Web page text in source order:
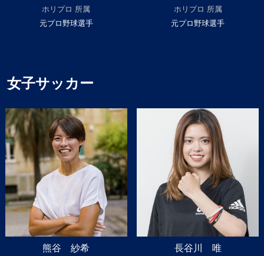
ホリプロ 所属
元プロ野球選手
ホリプロ 所属
元プロ野球選手
女子サッカー
熊谷 紗希
長谷川 唯